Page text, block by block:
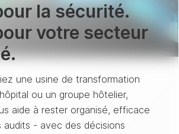
la sécurité.
votre secteur
une usine de transformation
ou un groupe hôtelier,
aide à rester organisé, efficace
audits - avec des décisions